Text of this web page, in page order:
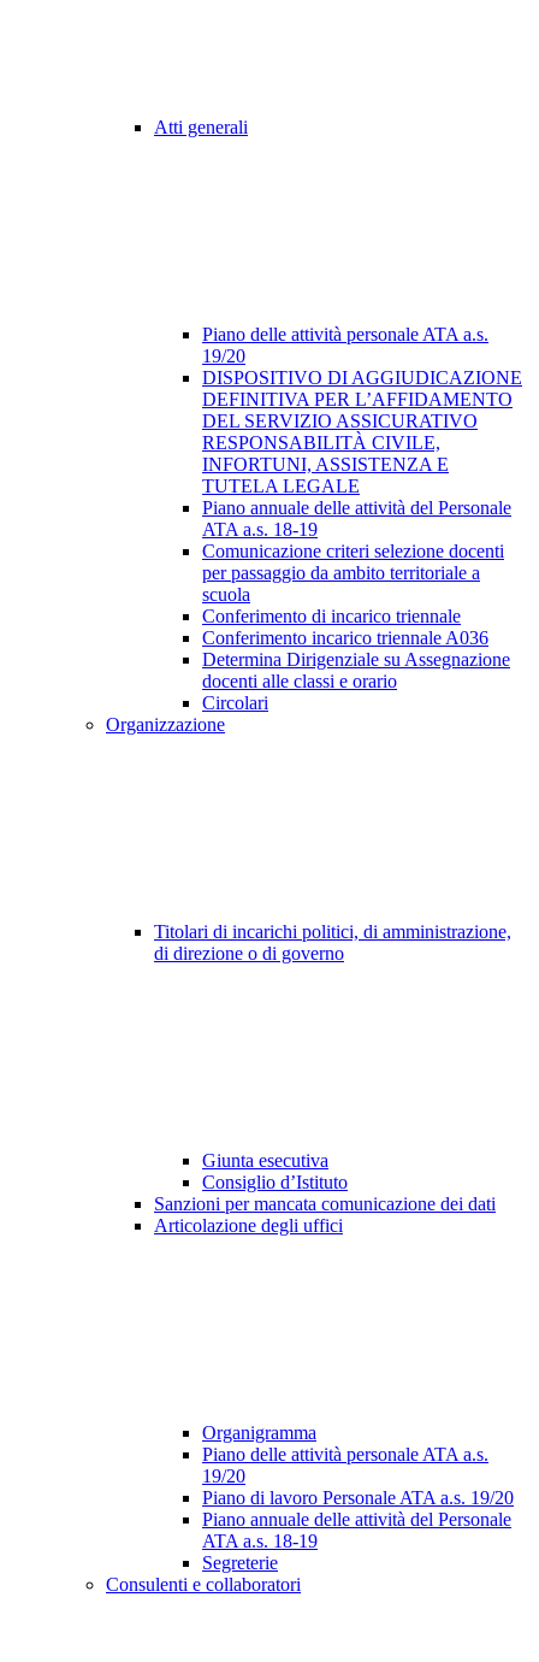
Atti generali
Piano delle attività personale ATA a.s.
19/20
DISPOSITIVO DI AGGIUDICAZIONE
DEFINITIVA PER L’AFFIDAMENTO
DEL SERVIZIO ASSICURATIVO
RESPONSABILITÀ CIVILE,
INFORTUNI, ASSISTENZA E
TUTELA LEGALE
Piano annuale delle attività del Personale
ATA a.s. 18-19
Comunicazione criteri selezione docenti
per passaggio da ambito territoriale a
scuola
Conferimento di incarico triennale
Conferimento incarico triennale A036
Determina Dirigenziale su Assegnazione
docenti alle classi e orario
Circolari
Organizzazione
Titolari di incarichi politici, di amministrazione,
di direzione o di governo
Giunta esecutiva
Consiglio d’Istituto
Sanzioni per mancata comunicazione dei dati
Articolazione degli uffici
Organigramma
Piano delle attività personale ATA a.s.
19/20
Piano di lavoro Personale ATA a.s. 19/20
Piano annuale delle attività del Personale
ATA a.s. 18-19
Segreterie
Consulenti e collaboratori